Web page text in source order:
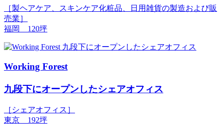
［製ヘアケア、スキンケア化粧品、日用雑貨の製造および販
売業］
福岡 120坪
Working Forest
九段下にオープンしたシェアオフィス
［シェアオフィス］
東京 192坪